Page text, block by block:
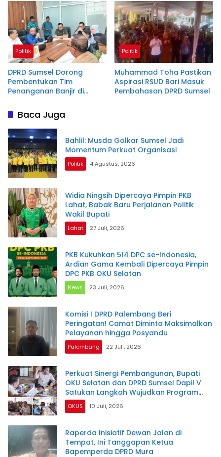
Politik
DPRD Sumsel Dorong
Pembentukan Tim
Penanganan Banjir di
Fatah
Politik
Muhammad Toha Pastikan
Aspirasi RSUD Bari Masuk
Pembahasan DPRD Sumsel
Baca Juga
Bahlil: Musda Golkar Sumsel Jadi
Momentum Perkuat Organisasi
Politik 4 Agustus, 2026
Widia Ningsih Dipercaya Pimpin PKB
Lahat, Babak Baru Perjalanan Politik
Wakil Bupati
Lahat 27 Juli, 2026
PKB Kukuhkan 514 DPC se-Indonesia,
Ardian Gama Kembali Dipercaya Pimpin
DPC PKB OKU Selatan
News 23 Juli, 2026
Komisi I DPRD Palembang Beri
Peringatan! Camat Diminta Maksimalkan
Pelayanan hingga Posyandu
Palembang 22 Juli, 2026
Perkuat Sinergi Pembangunan, Bupati
OKU Selatan dan DPRD Sumsel Dapil V
Satukan Langkah Wujudkan Program
Prioritas
OKUS 10 Juli, 2026
Raperda Inisiatif Dewan Jalan di
Tempat, Ini Tanggapan Ketua
Bapemperda DPRD Mura